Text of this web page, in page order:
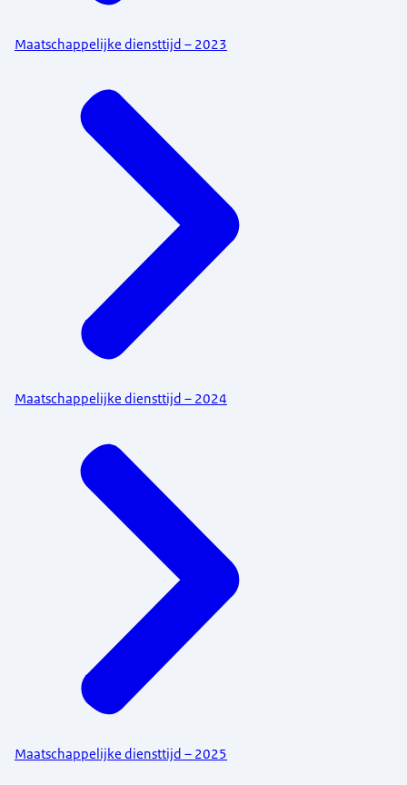
Maatschappelijke diensttijd – 2023
Maatschappelijke diensttijd – 2024
Maatschappelijke diensttijd – 2025